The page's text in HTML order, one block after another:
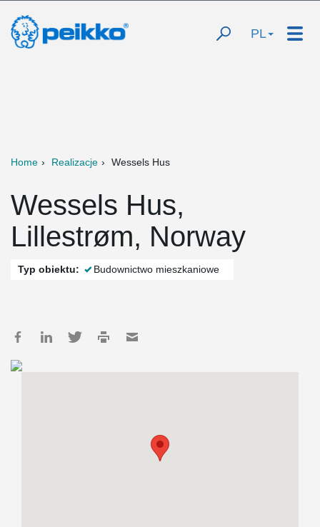
PL
Home Realizacje Wessels Hus
Wessels Hus,
Lillestrøm, Norway
Typ obiektu: Budownictwo mieszkaniowe